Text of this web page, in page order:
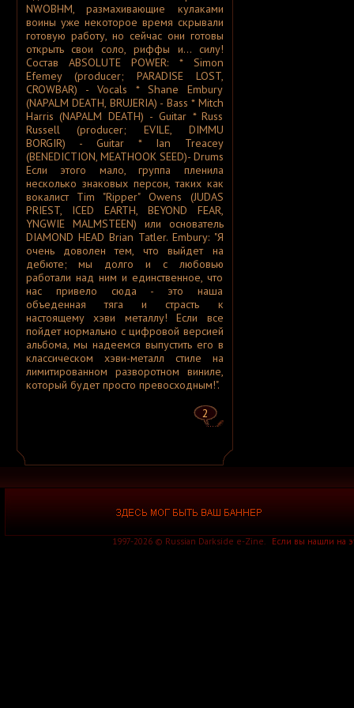
A Silver Mt. Zion
A Skylit Drive
A Slow in Dance
A Sound of Thunder
A Stained Glass Romance
A Static Lullaby
A Storm of Light
A Story of Rats
A Sun Traverse
A Sunny Day in Glasgow
A Swarm of the Sun
A Tempered Heart
A Traitor Like Judas
A Trust Unclean
A Wake in Providence
A Wanted Awakening
A Waste of Talent
A Wilhelm Scream
A Winter Lost
A Wolf That Was a Victim
A Young Man's Funeral
A za solntsem luna...
Aäkon Këëtrëh
Aūkels
A-Morality
A-NET
A-Z
A.A. Williams
A.C.T.
A.D. 2020
A.M.E.N.
A.N.I.M.A.L.
A.P.
A.R.G.
A.Tchort
Aabsinthe
Abaddon
[ Германия ]
NWOBHM, размахивающие кулаками
воины уже некоторое время скрывали
готовую работу, но сейчас они готовы
открыть свои соло, риффы и... силу!
Состав ABSOLUTE POWER: * Simon
Efemey (producer; PARADISE LOST,
CROWBAR) - Vocals * Shane Embury
(NAPALM DEATH, BRUJERIA) - Bass * Mitch
Harris (NAPALM DEATH) - Guitar * Russ
Russell (producer; EVILE, DIMMU
BORGIR) - Guitar * Ian Treacey
(BENEDICTION, MEATHOOK SEED)- Drums
Если этого мало, группа пленила
несколько знаковых персон, таких как
вокалист Tim "Ripper" Owens (JUDAS
PRIEST, ICED EARTH, BEYOND FEAR,
YNGWIE MALMSTEEN) или основатель
DIAMOND HEAD Brian Tatler. Embury: "Я
очень доволен тем, что выйдет на
дебюте; мы долго и с любовью
работали над ним и единственное, что
нас привело сюда - это наша
объеденная тяга и страсть к
настоящему хэви металлу! Если все
пойдет нормально с цифровой версией
альбома, мы надеемся выпустить его в
классическом хэви-металл стиле на
лимитированном разворотном виниле,
который будет просто превосходным!".
2
1997-2026 © Russian Darkside e-Zine. Если вы нашли на